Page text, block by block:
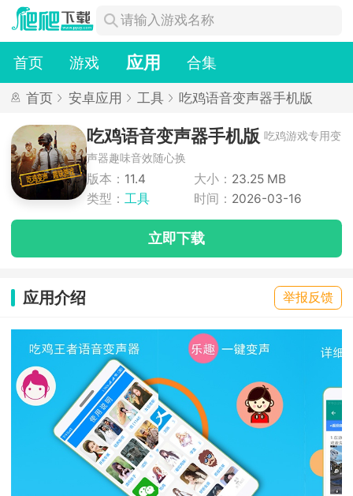
首页 游戏 应用 合集
首页 安卓应用 工具 吃鸡语音变声器手机版
吃鸡语音变声器手机版 吃鸡游戏专用变
声器趣味音效随心换
版本： 11.4 大小： 23.25 MB
类型： 工具 时间： 2026-03-16
立即下载
应用介绍 举报反馈